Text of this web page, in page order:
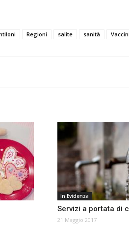
Regioni salite sanità Vaccini
In Evidenza
Servizi a portata di
21 Maggio 2017